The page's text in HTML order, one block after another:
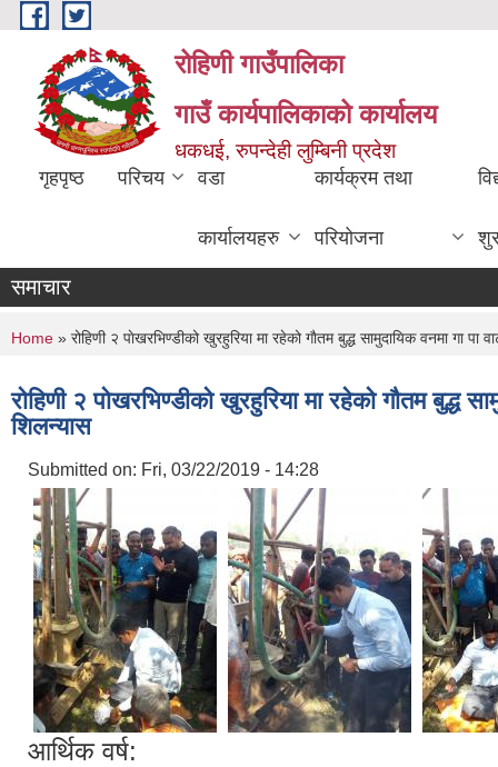
Skip to main content
रोहिणी गाउँपालिका
गाउँ कार्यपालिकाको कार्यालय
धकधई, रुपन्देही लुम्बिनी प्रदेश
गृहपृष्ठ परिचय वडा
कार्यालयहरु
कार्यक्रम तथा
परियोजना
समाचार
You are here
Home » रोहिणी २ पाेखरभिण्डीको खुरहुरिया मा रहेको गाैतम बुद्ध सामुदायिक वनमा गा‌‍
रोहिणी २ पाेखरभिण्डीको खुरहुरिया मा रहेको गाैतम बुद्ध
शिलन्यास
Submitted on: Fri, 03/22/2019 - 14:28
आर्थिक वर्ष: